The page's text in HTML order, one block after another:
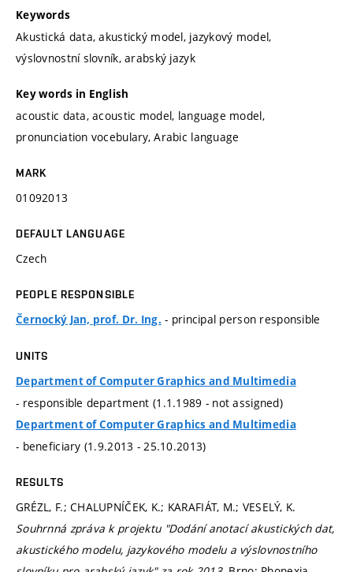
Keywords
Akustická data, akustický model, jazykový model,
výslovnostní slovník, arabský jazyk
Key words in English
acoustic data, acoustic model, language model,
pronunciation vocebulary, Arabic language
MARK
01092013
DEFAULT LANGUAGE
Czech
PEOPLE RESPONSIBLE
Černocký Jan, prof. Dr. Ing. - principal person responsible
UNITS
Department of Computer Graphics and Multimedia
- responsible department (1.1.1989 - not assigned)
Department of Computer Graphics and Multimedia
- beneficiary (1.9.2013 - 25.10.2013)
RESULTS
GRÉZL, F.; CHALUPNÍČEK, K.; KARAFIÁT, M.; VESELÝ, K.
Souhrnná zpráva k projektu "Dodání anotací akustických dat,
akustického modelu, jazykového modelu a výslovnostního